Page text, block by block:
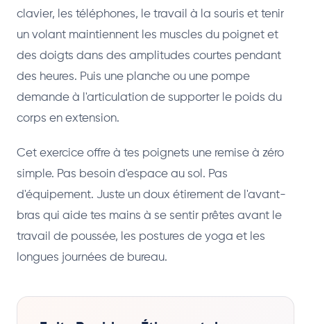
clavier, les téléphones, le travail à la souris et tenir
un volant maintiennent les muscles du poignet et
des doigts dans des amplitudes courtes pendant
des heures. Puis une planche ou une pompe
demande à l'articulation de supporter le poids du
corps en extension.
Cet exercice offre à tes poignets une remise à zéro
simple. Pas besoin d'espace au sol. Pas
d'équipement. Juste un doux étirement de l'avant-
bras qui aide tes mains à se sentir prêtes avant le
travail de poussée, les postures de yoga et les
longues journées de bureau.